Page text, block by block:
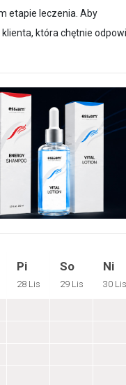
etapie leczenia. Aby
która chętnie
Pi
28 Lis
So
29 Lis
Ni
30